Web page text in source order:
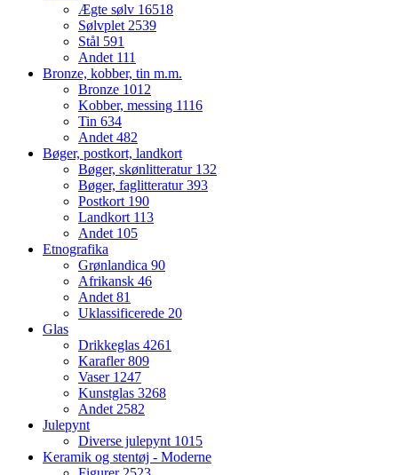
Ægte sølv 16518
Sølvplet 2539
Stål 591
Andet 111
Bronze, kobber, tin m.m.
Bronze 1012
Kobber, messing 1116
Tin 634
Andet 482
Bøger, postkort, landkort
Bøger, skønlitteratur 132
Bøger, faglitteratur393
Postkort 190
Landkort 113
Andet 105
Etnografika
Grønlandica 90
Afrikansk 46
Andet 81
Uklassificerede 20
Glas
Drikkeglas 4261
Karafler809
Vaser 1247
Kunstglas 3268
Andet 2582
Julepynt
Diverse julepynt 1015
Keramik og stentøj - Moderne